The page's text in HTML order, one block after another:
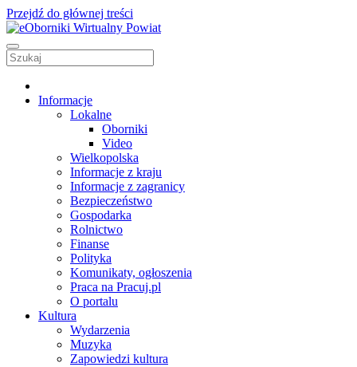
Przejdź do głównej treści
Informacje
Lokalne
Oborniki
Video
Wielkopolska
Informacje z kraju
Informacje z zagranicy
Bezpieczeństwo
Gospodarka
Rolnictwo
Finanse
Polityka
Komunikaty, ogłoszenia
Praca na Pracuj.pl
O portalu
Kultura
Wydarzenia
Muzyka
Zapowiedzi kultura